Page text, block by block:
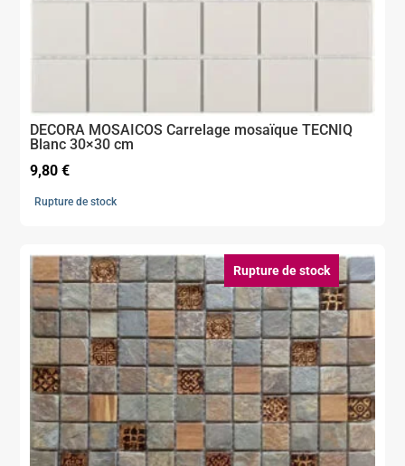
DECORA MOSAICOS Carrelage mosaïque TECNIQ
Blanc 30×30 cm
9,80€
Rupture de stock
Rupture de stock